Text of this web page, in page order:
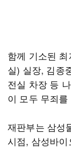
함께 기소된
실) 실장, 김종
전실 차장 등
이 모두 무죄
재판부는 삼성
시점, 삼성바